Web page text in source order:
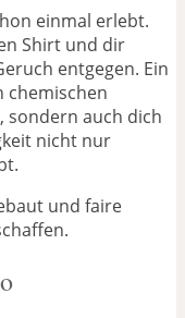
einmal erlebt.
Shirt und dir
entgegen. Ein
chemischen
sondern auch dich
nicht nur
und faire